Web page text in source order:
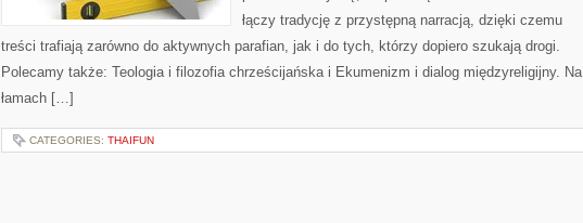
łączy tradycję z przystępną narracją, dzięki czemu
treści trafiają zarówno do aktywnych parafian, jak i do tych, którzy dopiero szukają drogi.
Polecamy także: Teologia i filozofia chrześcijańska i Ekumenizm i dialog międzyreligijny. Na
łamach […]
CATEGORIES: THAIFUN